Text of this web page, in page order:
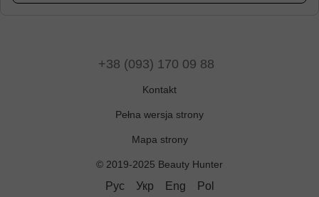
+38 (093) 170 09 88
Kontakt
Pełna wersja strony
Mapa strony
© 2019-2025 Beauty Hunter
Рус Укр Eng Pol